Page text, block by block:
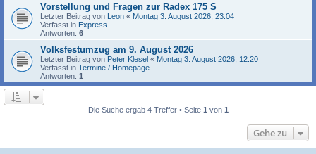
Vorstellung und Fragen zur Radex 175 S
Letzter Beitrag von Leon « Montag 3. August 2026, 23:04
Verfasst in Express
Antworten: 6
Volksfestumzug am 9. August 2026
Letzter Beitrag von Peter Klesel « Montag 3. August 2026, 12:20
Verfasst in Termine / Homepage
Antworten: 1
Die Suche ergab 4 Treffer • Seite 1 von 1
Gehe zu